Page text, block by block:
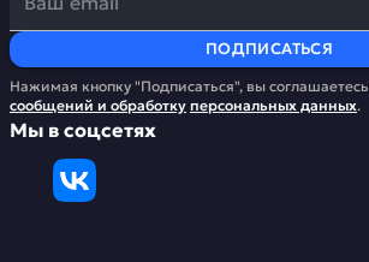
ПОДПИСАТЬСЯ
Нажимая кнопку "Подписаться", вы
сообщений и обработку персональных данных.
Мы в соцсетях